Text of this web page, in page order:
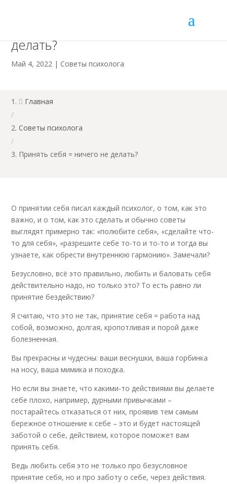
делать?
Май 4, 2022 | Советы психолога
 Главная
/
Советы психолога
/
Принять себя = ничего не делать?
О принятии себя писал каждый психолог, о том, как это
важно, и о том, как это сделать и обычно советы
выглядят примерно так: «полюбите себя», «сделайте что-
то для себя», «разрешите себе то-то и то-то и тогда вы
узнаете, как обрести внутреннюю гармонию». Замечали?
Безусловно, всё это правильно, любить и баловать себя
действительно надо, но только это? То есть равно ли
принятие бездействию?
Я считаю, что это не так, принятие себя = работа над
собой, возможно, долгая, кропотливая и порой даже
болезненная.
Вы прекрасны и чудесны: ваши веснушки, ваша горбинка
на носу, ваша мимика и походка.
Но если вы знаете, что какими-то действиями вы делаете
себе плохо, например, дурными привычками –
постарайтесь отказаться от них, проявив тем самым
бережное отношение к себе – это и будет настоящей
заботой о себе, действием, которое поможет вам
принять себя.
Ведь любить себя это не только про безусловное
принятие себя, но и про заботу о себе, через действия.